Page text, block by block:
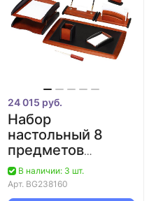
24 015 руб.
Набор
настольный 8
предметов
палисандр/
черный "Cayman"
GALANT
В наличии: 3 шт.
Арт. BG238160